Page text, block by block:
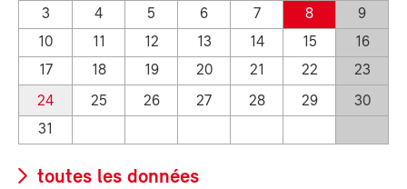
3
4 5 6 7 8
9
10
11 12 13 14 15
16
17
18 19 20 21 22
23
24
25 26 27 28 29
30
31
toutes les données